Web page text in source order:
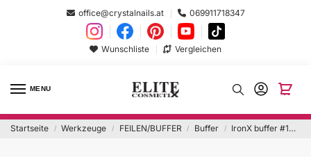
office@crystalnails.at 069911718347
Wunschliste Vergleichen
MENU
Startseite / Werkzeuge / FEILEN/BUFFER / Buffer / IronX buffer #100/180